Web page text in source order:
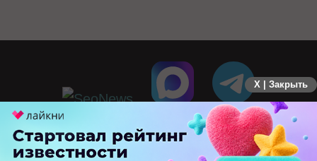
X | Закрыть
ПЕРЕЙТИ НА ПОЛНУЮ ВЕРСИЮ
© SEOnews.ru Все права защищены. 2026